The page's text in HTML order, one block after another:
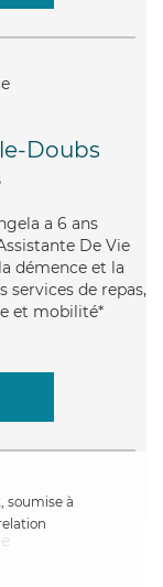
Doubs
a 6 ans
De Vie
démence et la
services de repas,
et mobilité*
soumise à